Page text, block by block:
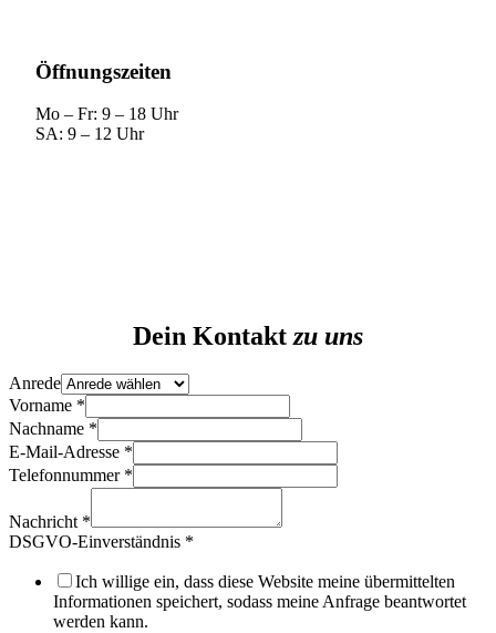
Öffnungszeiten
Mo – Fr: 9 – 18 Uhr
SA: 9 – 12 Uhr
Dein Kontaktzu uns
Anrede
Vorname *
Nachname *
E-Mail-Adresse *
Telefonnummer *
Telefonnummer
Nachricht
Nachricht *
DSGVO-Einverständnis *
Ich willige ein, dass diese Website meine übermittelten
Informationen speichert, sodass meine Anfrage beantwortet
werden kann.